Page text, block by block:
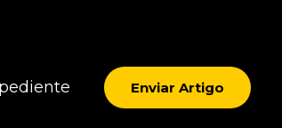
Enviar Artigo